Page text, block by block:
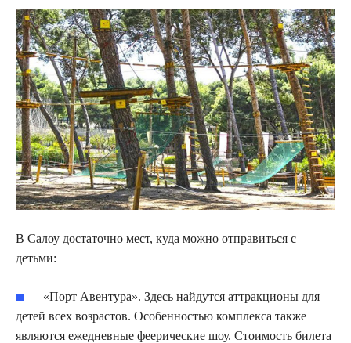
В Салоу достаточно мест, куда можно отправиться с
детьми:
«Порт Авентура». Здесь найдутся аттракционы для
детей всех возрастов. Особенностью комплекса также
являются ежедневные феерические шоу. Стоимость билета